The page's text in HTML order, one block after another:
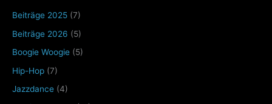
Beiträge 2025 (7)
Beiträge 2026 (5)
Boogie Woogie (5)
Hip-Hop (7)
Jazzdance (4)